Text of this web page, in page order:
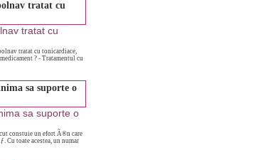
tratat cu
tratat cu tonicardiace,
? - Tratamentul cu
sa suporte o
constuie un efort Ã®n care
Cu toate acestea, un numar